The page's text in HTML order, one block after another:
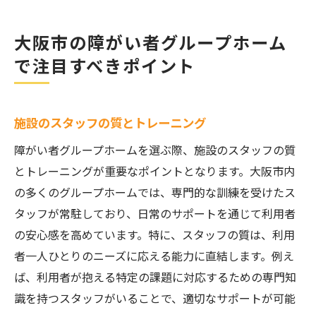
大阪市の障がい者グループホーム
で注目すべきポイント
施設のスタッフの質とトレーニング
障がい者グループホームを選ぶ際、施設のスタッフの質
とトレーニングが重要なポイントとなります。大阪市内
の多くのグループホームでは、専門的な訓練を受けたス
タッフが常駐しており、日常のサポートを通じて利用者
の安心感を高めています。特に、スタッフの質は、利用
者一人ひとりのニーズに応える能力に直結します。例え
ば、利用者が抱える特定の課題に対応するための専門知
識を持つスタッフがいることで、適切なサポートが可能